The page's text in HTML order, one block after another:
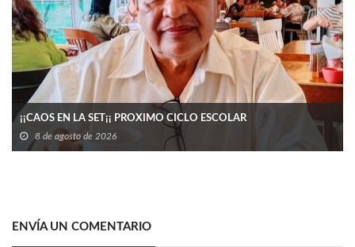
¡¡CAOS EN LA SET¡¡ PROXIMO CICLO ESCOLAR
8 de agosto de 2026
ENVÍA UN COMENTARIO